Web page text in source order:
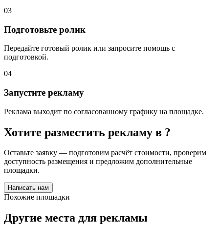
03
Подготовьте ролик
Передайте готовый ролик или запросите помощь с
подготовкой.
04
Запустите рекламу
Реклама выходит по согласованному графику на площадке.
Хотите разместить рекламу в ?
Оставьте заявку — подготовим расчёт стоимости, проверим
доступность размещения и предложим дополнительные
площадки.
Написать нам
Похожие площадки
Другие места для рекламы